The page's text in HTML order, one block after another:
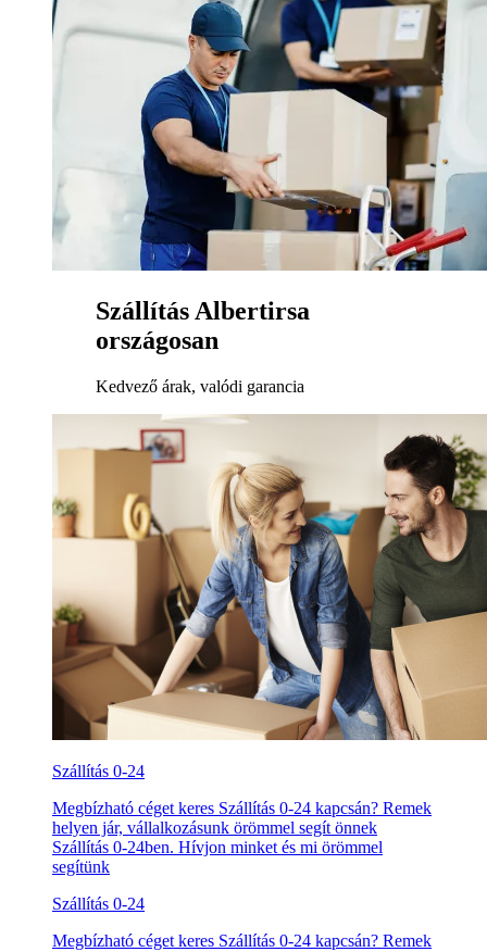
Szállítás Albertirsa
országosan
Kedvező árak, valódi garancia
Szállítás 0-24
Megbízható céget keres Szállítás 0-24 kapcsán? Remek
helyen jár, vállalkozásunk örömmel segít önnek
Szállítás 0-24ben. Hívjon minket és mi örömmel
segítünk
Szállítás 0-24
Megbízható céget keres Szállítás 0-24 kapcsán? Remek